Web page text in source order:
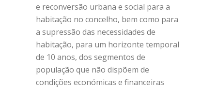
e reconversão urbana e social para a
habitação no concelho, bem como para
a supressão das necessidades de
habitação, para um horizonte temporal
de 10 anos, dos segmentos de
população que não dispõem de
condições económicas e financeiras